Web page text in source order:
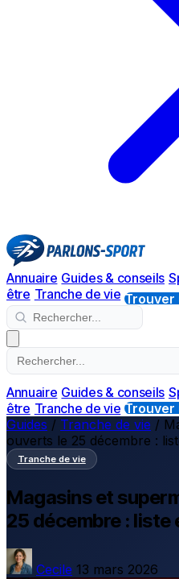
Annuaire Guides & conseils
être Tranche de vie Trouver
Annuaire Guides & conseils
être Tranche de vie Trouver
Guides / Tranche de vie /
ouverts le 25 décembre :
Tranche de vie
Magasins et
25 décembre : liste
Cecile 13 mars 2026